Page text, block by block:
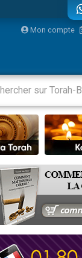
Mon compte
Livres